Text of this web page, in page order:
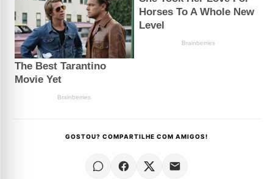
GOSTOU? COMPARTILHE COM AMIGOS!